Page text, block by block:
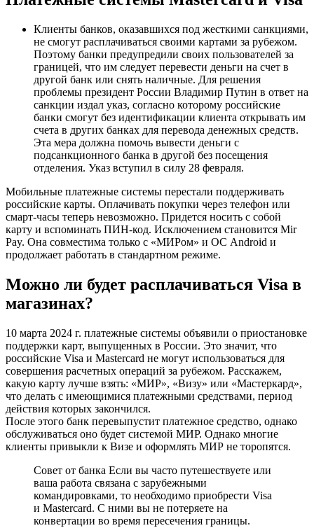
Клиенты банков, оказавшихся под жесткими санкциями,
не смогут расплачиваться своими картами за рубежом.
Поэтому банки предупредили своих пользователей за
границей, что им следует перевести деньги на счет в
другой банк или снять наличные. Для решения
проблемы президент России Владимир Путин в ответ на
санкции издал указ, согласно которому российские
банки смогут без идентификации клиента открывать им
счета в других банках для перевода денежных средств.
Эта мера должна помочь вывести деньги с
подсанкционного банка в другой без посещения
отделения. Указ вступил в силу 28 февраля.
Мобильные платежные системы перестали поддерживать
российские карты. Оплачивать покупки через телефон или
смарт-часы теперь невозможно. Придется носить с собой
карту и вспоминать ПИН-код. Исключением становится Mir
Pay. Она совместима только с «МИРом» и ОС Android и
продолжает работать в стандартном режиме.
Можно ли будет расплачиваться Visa в
магазинах?
10 марта 2024 г. платежные системы объявили о приостановке
поддержки карт, выпущенных в России. Это значит, что
российские Visa и Mastercard не могут использоваться для
совершения расчетных операций за рубежом. Расскажем,
какую карту лучше взять: «МИР», «Визу» или «Мастеркард»,
что делать с имеющимися платежными средствами, период
действия которых закончился.
После этого банк перевыпустит платежное средство, однако
обслуживаться оно будет системой МИР. Однако многие
клиенты привыкли к Визе и оформлять МИР не торопятся.
Совет от банка Если вы часто путешествуете или
ваша работа связана с зарубежными
командировками, то необходимо приобрести Visa
и Masterсard. С ними вы не потеряете на
конвертации во время пересечения границы.